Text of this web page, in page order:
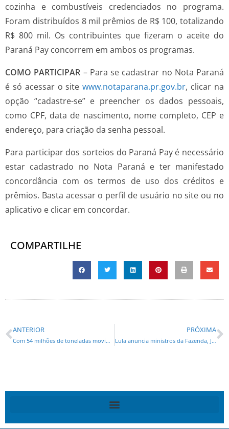
cozinha e combustíveis credenciados no programa.
Foram distribuídos 8 mil prêmios de R$ 100, totalizando
R$ 800 mil. Os contribuintes que fizeram o aceite do
Paraná Pay concorrem em ambos os programas.
COMO PARTICIPAR – Para se cadastrar no Nota Paraná
é só acessar o sitewww.notaparana.pr.gov.br, clicar na
opção “cadastre-se” e preencher os dados pessoais,
como CPF, data de nascimento, nome completo, CEP e
endereço, para criação da senha pessoal.
Para participar dos sorteios do Paraná Pay é necessário
estar cadastrado no Nota Paraná e ter manifestado
concordância com os termos de uso dos créditos e
prêmios. Basta acessar o perfil de usuário no site ou no
aplicativo e clicar em concordar.
COMPARTILHE
ANTERIOR
Com 54 milhões de toneladas movimentadas, portos do Paraná registram alta de 2% no ano
PRÓXIMA
Lula anuncia ministros da Fazenda, Justiça, Defesa, Casa Civil, Polícia Federal e Relações Exteriores